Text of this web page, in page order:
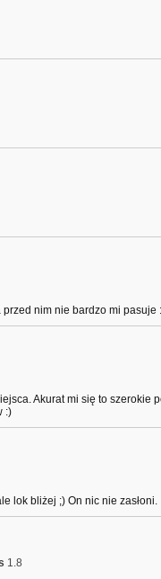
nim nie bardzo mi pasuje
Akurat mi się to szerokie
:)
lok bliżej ;) On nic nie zasłoni.
1.8